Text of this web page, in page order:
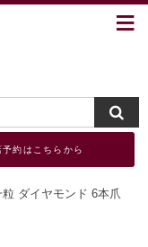
約はこちらから
ダイヤモンド 6本爪